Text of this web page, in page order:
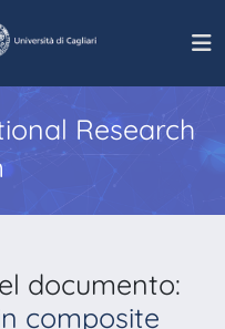
Research
documento:
composite